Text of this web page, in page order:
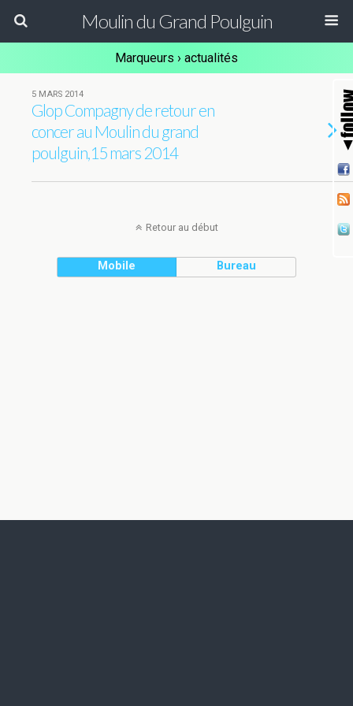
Moulin du Grand Poulguin
Marqueurs › actualités
5 MARS 2014
Glop Compagny de retour en
concer au Moulin du grand
poulguin,15 mars 2014
Retour au début
Mobile Bureau